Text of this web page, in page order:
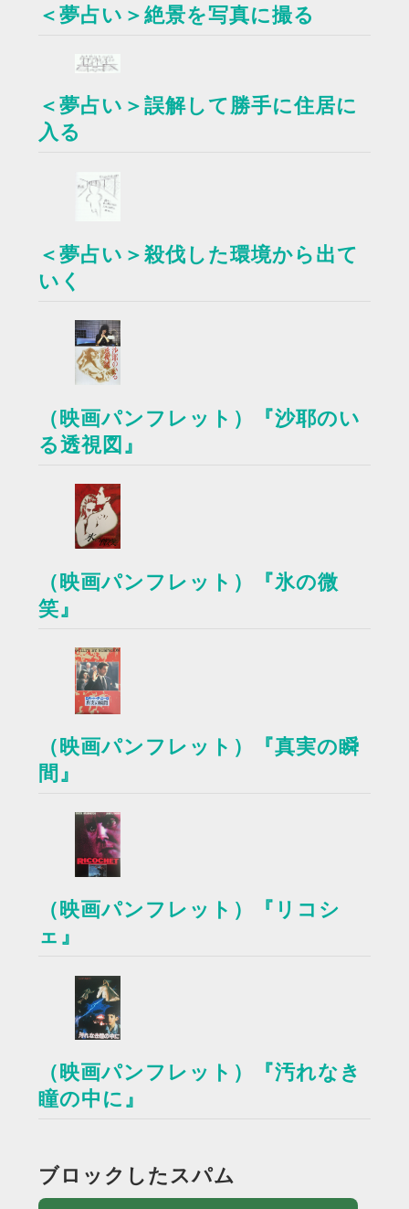
＜夢占い＞絶景を写真に撮る
＜夢占い＞誤解して勝手に住居に
入る
＜夢占い＞殺伐した環境から出て
いく
（映画パンフレット）『沙耶のい
る透視図』
（映画パンフレット）『氷の微
笑』
（映画パンフレット）『真実の瞬
間』
（映画パンフレット）『リコシ
ェ』
（映画パンフレット）『汚れなき
瞳の中に』
ブロックしたスパム